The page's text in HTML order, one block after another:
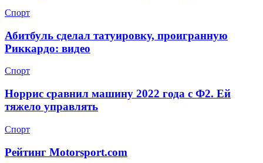
Спорт
Абитбуль сделал татуировку, проигранную
Риккардо: видео
Спорт
Норрис сравнил машину 2022 года с Ф2. Ей
тяжело управлять
Спорт
Рейтинг Motorsport.com